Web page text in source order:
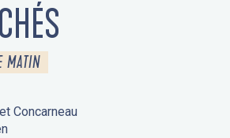
MATIN
Concarneau